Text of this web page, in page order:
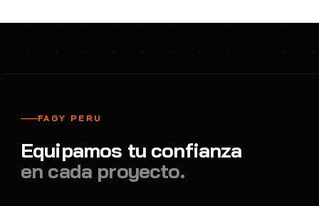
FAGY PERU
Equipamos tu confianza
en cada proyecto.